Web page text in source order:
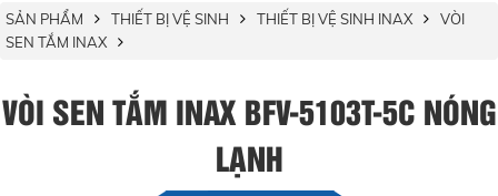
SẢN PHẨM THIẾT BỊ VỆ SINH THIẾT BỊ VỆ SINH INAX
VÒI
SEN TẮM INAX
VÒI SEN TẮM INAX BFV-5103T-5C NÓNG
LẠNH